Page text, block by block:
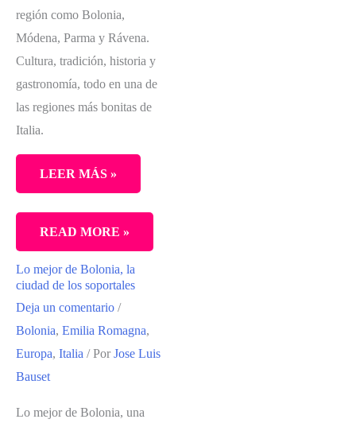
región como Bolonia,
Módena, Parma y Rávena.
Cultura, tradición, historia y
gastronomía, todo en una de
las regiones más bonitas de
Italia.
LEER MÁS »
LA
MEJOR
RUTA
NO
PERDERTE
UNA
READ MORE »
Lo mejor de Bolonia, la
ciudad de los soportales
Deja un comentario /
Bolonia, Emilia Romagna,
Europa, Italia / Por Jose Luis
Bauset
Lo mejor de Bolonia, una